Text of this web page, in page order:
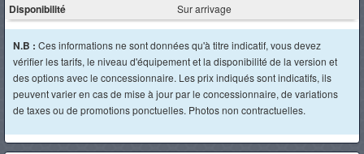
Disponibilité Sur arrivage
N.B : Ces informations ne sont données qu'à titre indicatif, vous devez
vérifier les tarifs, le niveau d'équipement et la disponibilité de la version et
des options avec le concessionnaire. Les prix indiqués sont indicatifs, ils
peuvent varier en cas de mise à jour par le concessionnaire, de variations
de taxes ou de promotions ponctuelles. Photos non contractuelles.